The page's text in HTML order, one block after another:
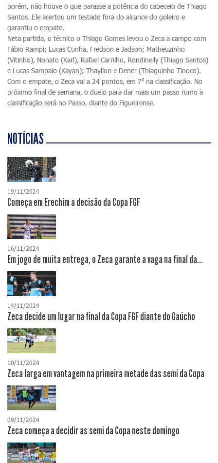
porém, não houve o que parasse a potência do cabeceio de Thiago
Santos. Ele acertou um testado fora do alcance do goleiro e
garantiu o empate.
Neta partida, o técnico o Thiago Gomes levou o Zeca a campo com
Fábio Rampi; Lucas Cunha, Fredson e Jadson; Matheuzinho
(Vitinho), Nonato (Karl), Rafael Carrilho, Rondinelly (Thiago Santos)
e Lucas Sampaio (Kayan); Thayllon e Dener (Thiaguinho Tinoco).
Com o empate, o Zeca vai a 24 pontos, em 7⁰ na classificação. No
próximo final de semana, o duelo para dar mais um passo rumo à
classificação será no Passo, diante do Figueirense.
NOTÍCIAS
19/11/2024
Começa em Erechim a decisão da Copa FGF
16/11/2024
Em jogo de muita entrega, o Zeca garante a vaga na final da...
14/11/2024
Zeca decide um lugar na final da Copa FGF diante do Gaúcho
10/11/2024
Zeca larga em vantagem na primeira metade das semi da Copa
09/11/2024
Zeca começa a decidir as semi da Copa neste domingo